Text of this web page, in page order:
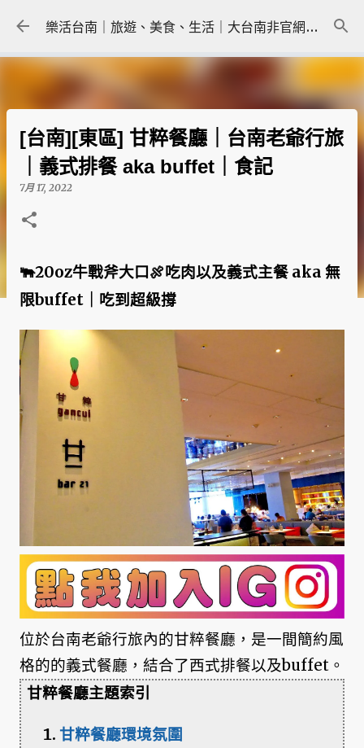
跳到主要內容 樂活台南｜旅遊、美食、生活｜大台南非官網｜tainanlohas.cc
[台南][東區] 甘粹餐廳｜台南老爺行旅
｜義式排餐 aka buffet｜食記
7月 17, 2022
🐃20oz牛戰斧大口🍖吃肉以及義式主餐 aka 無
限buffet｜吃到超級撐
位於台南老爺行旅內的甘粹餐廳，是一間簡約風
格的的義式餐廳，結合了西式排餐以及buffet。
甘粹餐廳主題索引
甘粹餐廳環境氛圍